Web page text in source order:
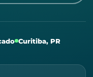
Curitiba, PR